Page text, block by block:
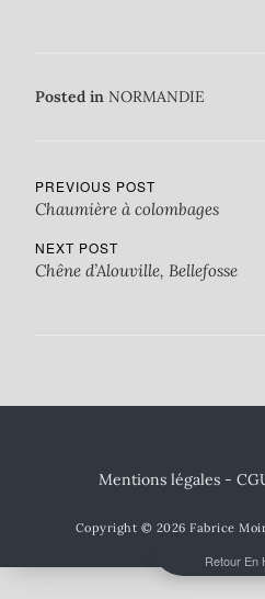
Posted in NORMANDIE
PREVIOUS POST
Chaumière à colombages
NEXT POST
Chêne d’Alouville, Bellefosse
Mentions légales -
Copyright © 2026 Fabrice
Retour En